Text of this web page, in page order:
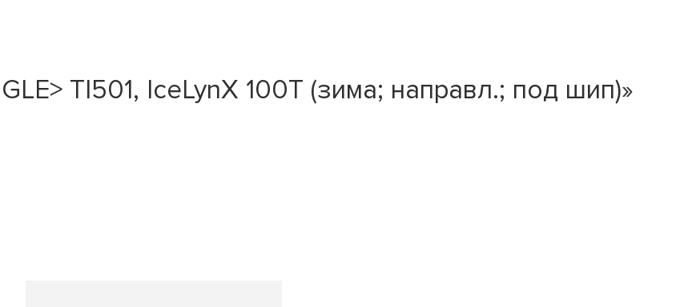
TI501, IceLynX 100T (зима; направл.; под шип)»